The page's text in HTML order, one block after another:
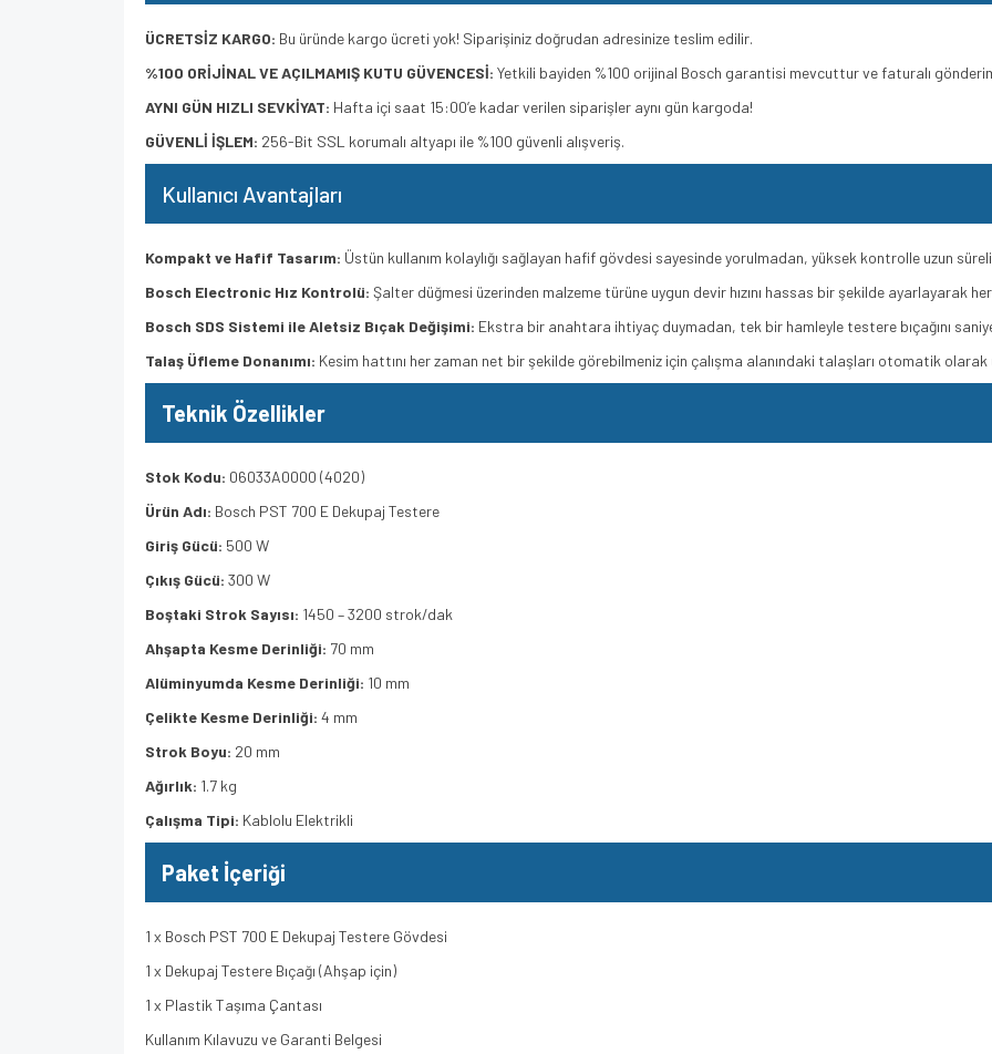
ÜCRETSİZ KARGO: Bu üründe kargo ücreti yok! Siparişiniz doğrudan adresinize teslim edilir.
%100 ORİJİNAL VE AÇILMAMIŞ KUTU GÜVENCESİ: Yetkili bayiden %100 orijinal Bosch garantisi mevcuttur ve faturalı gönderim
AYNI GÜN HIZLI SEVKİYAT: Hafta içi saat 15:00’e kadar verilen siparişler aynı gün kargoda!
GÜVENLİ İŞLEM: 256-Bit SSL korumalı altyapı ile %100 güvenli alışveriş.
Kullanıcı Avantajları
Kompakt ve Hafif Tasarım: Üstün kullanım kolaylığı sağlayan hafif gövdesi sayesinde yorulmadan, yüksek kontrolle uzun
Bosch Electronic Hız Kontrolü: Şalter düğmesi üzerinden malzeme türüne uygun devir hızını hassas bir şekilde ayarlayarak
Bosch SDS Sistemi ile Aletsiz Bıçak Değişimi: Ekstra bir anahtara ihtiyaç duymadan, tek bir hamleyle testere bıçağını
Talaş Üfleme Donanımı: Kesim hattını her zaman net bir şekilde görebilmeniz için çalışma alanındaki talaşları otomatik
Teknik Özellikler
Stok Kodu: 06033A0000 (4020)
Ürün Adı: Bosch PST 700 E Dekupaj Testere
Giriş Gücü: 500 W
Çıkış Gücü: 300 W
Boştaki Strok Sayısı: 1450 – 3200 strok/dak
Ahşapta Kesme Derinliği: 70 mm
Alüminyumda Kesme Derinliği: 10 mm
Çelikte Kesme Derinliği: 4 mm
Strok Boyu: 20 mm
Ağırlık: 1.7 kg
Çalışma Tipi: Kablolu Elektrikli
Paket İçeriği
1 x Bosch PST 700 E Dekupaj Testere Gövdesi
1 x Dekupaj Testere Bıçağı (Ahşap için)
1 x Plastik Taşıma Çantası
Kullanım Kılavuzu ve Garanti Belgesi